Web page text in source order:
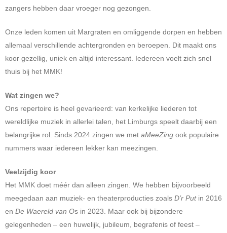
zangers hebben daar vroeger nog gezongen.
Onze leden komen uit Margraten en omliggende dorpen en hebben
allemaal verschillende achtergronden en beroepen. Dit maakt ons
koor gezellig, uniek en altijd interessant. Iedereen voelt zich snel
thuis bij het MMK!
Wat zingen we?
Ons repertoire is heel gevarieerd: van kerkelijke liederen tot
wereldlijke muziek in allerlei talen, het Limburgs speelt daarbij een
belangrijke rol. Sinds 2024 zingen we met aMeeZing ook populaire
nummers waar iedereen lekker kan meezingen.
Veelzijdig koor
Het MMK doet méér dan alleen zingen. We hebben bijvoorbeeld
meegedaan aan muziek- en theaterproducties zoals D’r Putin 2016
en De Waereld van Os in 2023. Maar ook bij bijzondere
gelegenheden – een huwelijk, jubileum, begrafenis of feest –